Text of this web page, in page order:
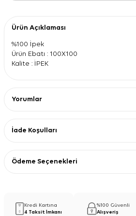
Ürün Açıklaması
%100 İpek
Ürün Ebatı : 100X100
Kalite : İPEK
Yorumlar
İade Koşulları
Ödeme Seçenekleri
Kredi Kartına
4 Taksit İmkanı
%100 Güvenli
Alışveriş